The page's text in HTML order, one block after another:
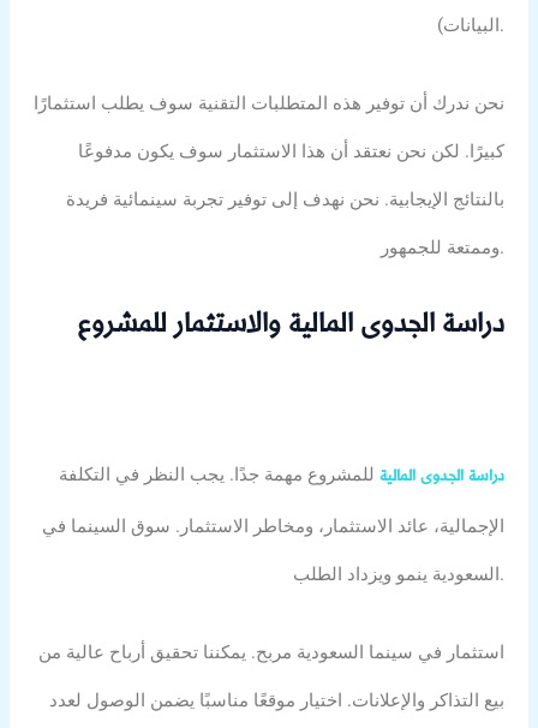
البيانات).
نحن ندرك أن توفير هذه المتطلبات التقنية سوف يطلب استثمارًا
كبيرًا. لكن نحن نعتقد أن هذا الاستثمار سوف يكون مدفوعًا
بالنتائج الإيجابية. نحن نهدف إلى توفير تجربة سينمائية فريدة
وممتعة للجمهور.
دراسة الجدوى المالية والاستثمار للمشروع
دراسة الجدوى الماليةللمشروع مهمة جدًا. يجب النظر في التكلفة
الإجمالية، عائد الاستثمار، ومخاطر الاستثمار. سوق السينما في
السعودية ينمو ويزداد الطلب.
استثمار في سينما السعودية مربح. يمكننا تحقيق أرباح عالية من
بيع التذاكر والإعلانات. اختيار موقعًا مناسبًا يضمن الوصول لعدد